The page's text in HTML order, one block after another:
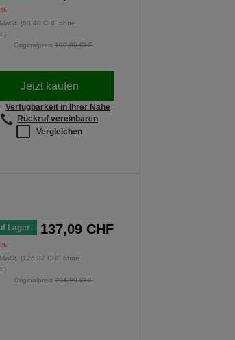
(63,40 CHF ohne
Originalpreis109,90 CHF
Jetzt kaufen
Verfügbarkeit in Ihrer Nähe
Rückruf vereinbaren
Vergleichen
Lager 137,09 CHF
(126,82 CHF ohne
Originalpreis204,90 CHF